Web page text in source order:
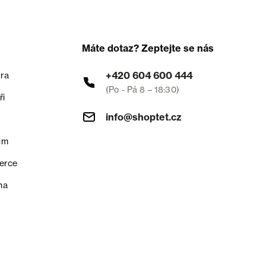
Máte dotaz? Zeptejte se nás
+420 604 600 444
(Po - Pá 8 – 18:30)
info@shoptet.cz